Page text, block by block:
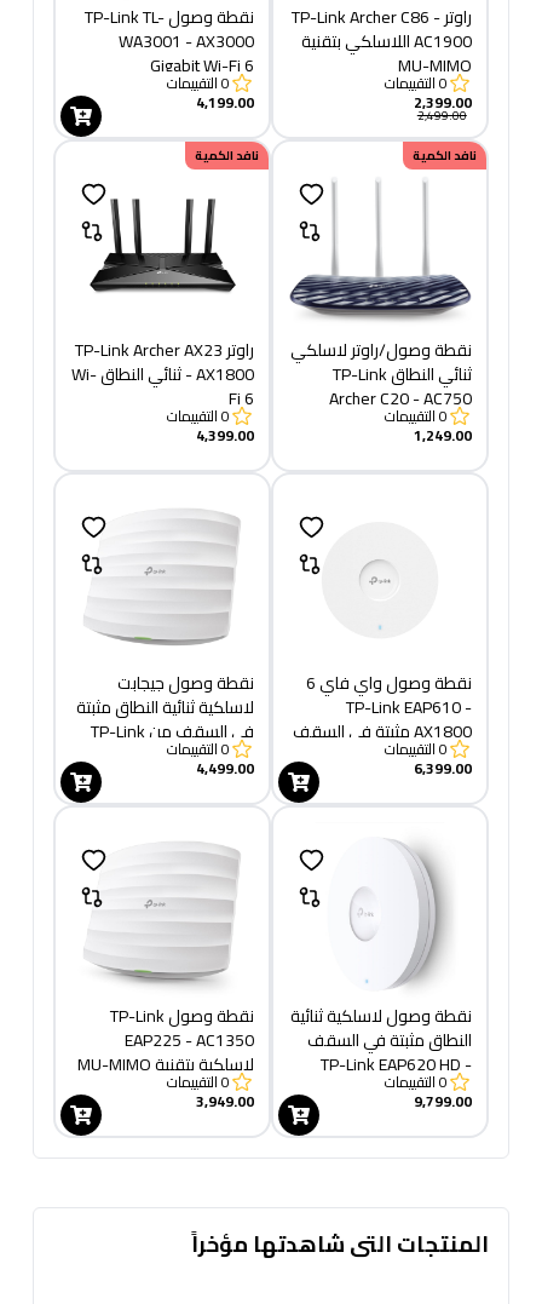
راوتر TP-Link Archer C86 -
AC1900 اللاسلكي بتقنية
MU-MIMO
0التقييمات
2,399.00
2,499.00
نقطة وصول TP-Link TL-
WA3001 - AX3000
Gigabit Wi-Fi 6
0التقييمات
4,199.00
نافد الكمية
نقطة وصول/راوتر لاسلكي
ثنائي النطاق TP-Link
Archer C20 - AC750
0التقييمات
1,249.00
نافد الكمية
راوتر TP-Link Archer AX23
- AX1800 ثنائي النطاق Wi-
Fi 6
0التقييمات
4,399.00
نقطة وصول واي فاي 6
TP-Link EAP610 -
AX1800 مثبتة في السقف
0التقييمات
6,399.00
نقطة وصول جيجابت
لاسلكية ثنائية النطاق مثبتة
في السقف من TP-Link
EAP245 - AC1750
0التقييمات
4,499.00
نقطة وصول لاسلكية ثنائية
النطاق مثبتة في السقف
TP-Link EAP620 HD -
AX1800
0التقييمات
9,799.00
نقطة وصول TP-Link
EAP225 - AC1350
لاسلكية بتقنية MU-MIMO
جيجابت مثبتة على السقف
0التقييمات
3,949.00
المنتجات التى شاهدتها مؤخراً